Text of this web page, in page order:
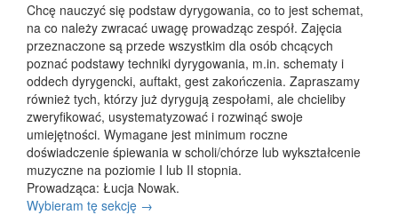
Chcę nauczyć się podstaw dyrygowania, co to jest schemat,
na co należy zwracać uwagę prowadząc zespół. Zajęcia
przeznaczone są przede wszystkim dla osób chcących
poznać podstawy techniki dyrygowania, m.in. schematy i
oddech dyrygencki, auftakt, gest zakończenia. Zapraszamy
również tych, którzy już dyrygują zespołami, ale chcieliby
zweryfikować, usystematyzować i rozwinąć swoje
umiejętności. Wymagane jest minimum roczne
doświadczenie śpiewania w scholi/chórze lub wykształcenie
muzyczne na poziomie I lub II stopnia.
Prowadząca: Łucja Nowak.
Wybieram tę sekcję →